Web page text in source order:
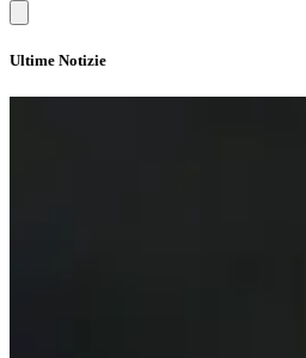
Ultime Notizie